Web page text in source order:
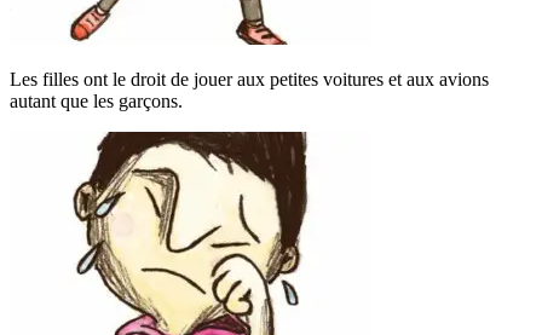
Les filles ont le droit de jouer aux petites voitures et aux avions
autant que les garçons.